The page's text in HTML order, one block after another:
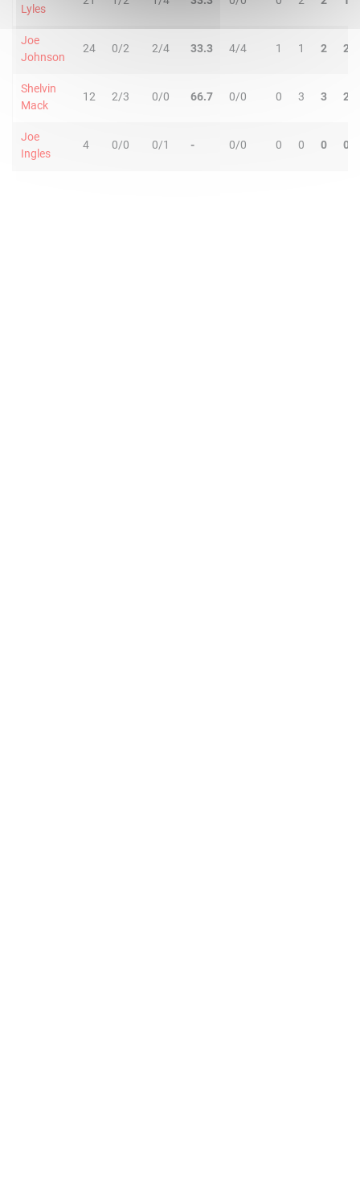
Lyles
Joe
Johnson
24 0/2 2/4 33.3 4/4 1 1 2 2
Shelvin
Mack
12 2/3 0/0 66.7 0/0 0 3 3 2
Joe
Ingles
4 0/0 0/1 - 0/0 0 0 0 0